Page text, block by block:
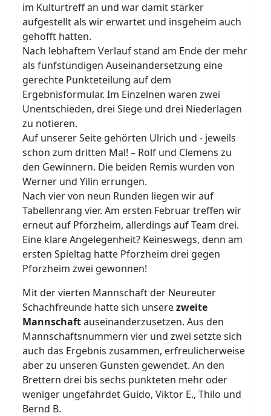
im Kulturtreff an und war damit stärker
aufgestellt als wir erwartet und insgeheim auch
gehofft hatten.
Nach lebhaftem Verlauf stand am Ende der mehr
als fünfstündigen Auseinandersetzung eine
gerechte Punkteteilung auf dem
Ergebnisformular. Im Einzelnen waren zwei
Unentschieden, drei Siege und drei Niederlagen
zu notieren.
Auf unserer Seite gehörten Ulrich und - jeweils
schon zum dritten Mal! – Rolf und Clemens zu
den Gewinnern. Die beiden Remis wurden von
Werner und Yilin errungen.
Nach vier von neun Runden liegen wir auf
Tabellenrang vier. Am ersten Februar treffen wir
erneut auf Pforzheim, allerdings auf Team drei.
Eine klare Angelegenheit? Keineswegs, denn am
ersten Spieltag hatte Pforzheim drei gegen
Pforzheim zwei gewonnen!
Mit der vierten Mannschaft der Neureuter
Schachfreunde hatte sich unserezweite
Mannschaftauseinanderzusetzen. Aus den
Mannschaftsnummern vier und zwei setzte sich
auch das Ergebnis zusammen, erfreulicherweise
aber zu unseren Gunsten gewendet. An den
Brettern drei bis sechs punkteten mehr oder
weniger ungefährdet Guido, Viktor E., Thilo und
Bernd B.